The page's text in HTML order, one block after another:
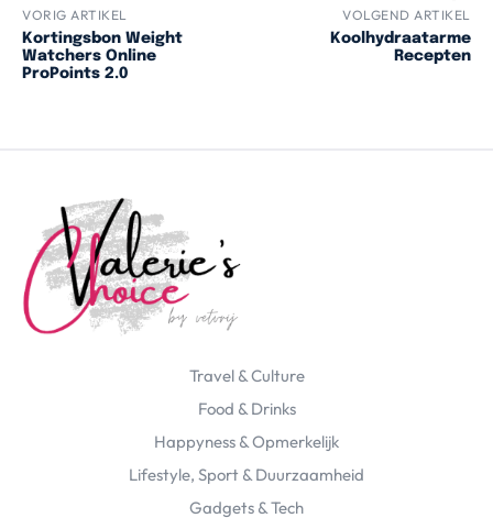
VORIG ARTIKEL
Kortingsbon Weight
Watchers Online
ProPoints 2.0
VOLGEND ARTIKEL
Koolhydraatarme
Recepten
Travel & Culture
Food & Drinks
Happyness & Opmerkelijk
Lifestyle, Sport & Duurzaamheid
Gadgets & Tech